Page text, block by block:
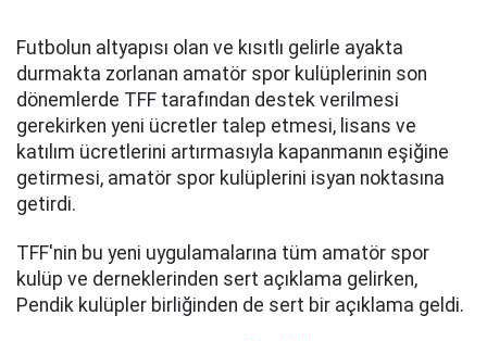
Futbolun altyapısı olan ve kısıtlı gelirle ayakta
durmakta zorlanan amatör spor kulüplerinin son
dönemlerde TFF tarafından destek verilmesi
gerekirken yeni ücretler talep etmesi, lisans ve
katılım ücretlerini artırmasıyla kapanmanın eşiğine
getirmesi, amatör spor kulüplerini isyan noktasına
getirdi.
TFF'nin bu yeni uygulamalarına tüm amatör spor
kulüp ve derneklerinden sert açıklama gelirken,
Pendik kulüpler birliğinden de sert bir açıklama geldi.